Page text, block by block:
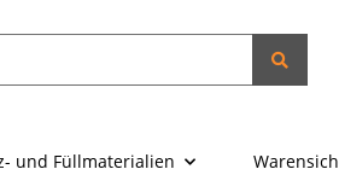
und Füllmaterialien